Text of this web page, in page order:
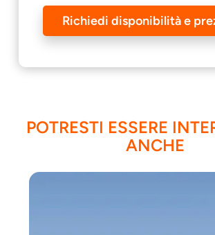
Richiedi disponibilità e
POTRESTI ESSERE
ANCHE